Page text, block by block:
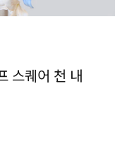
스퀘어 천 내